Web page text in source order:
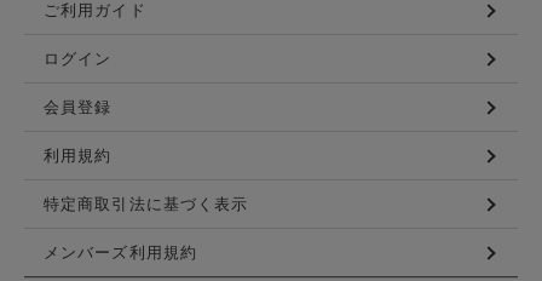
ご利用ガイド
ログイン
会員登録
利用規約
特定商取引法に基づく表示
メンバーズ利用規約